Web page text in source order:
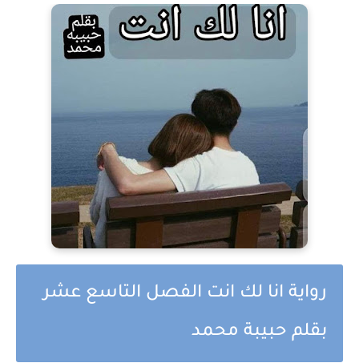
رواية انا لك انت الفصل التاسع عشر
بقلم حبيبة محمد